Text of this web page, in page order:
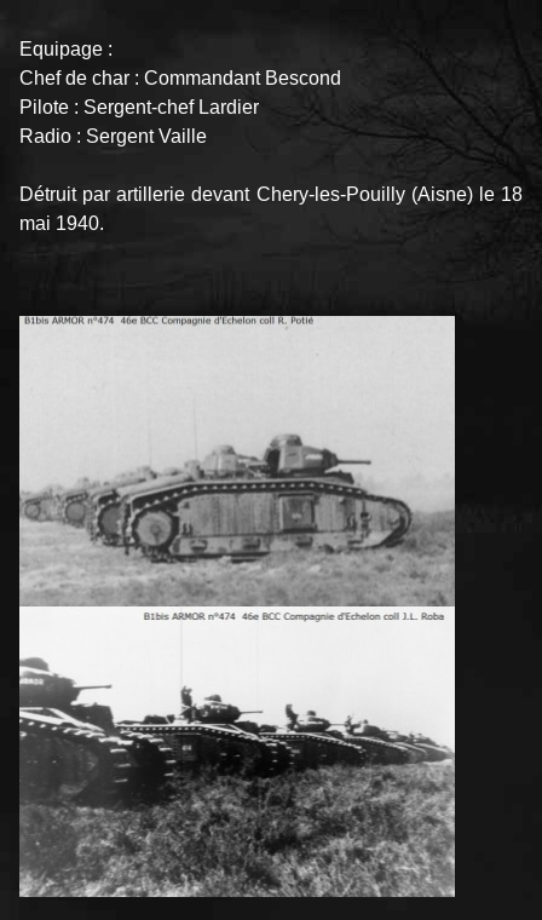
Equipage :
Chef de char : Commandant Bescond
Pilote : Sergent-chef Lardier
Radio : Sergent Vaille
Détruit par artillerie devant Chery-les-Pouilly (Aisne) le 18
mai 1940.